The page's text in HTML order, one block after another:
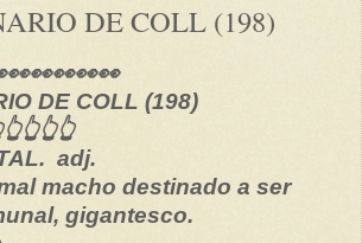
DE COLL (198)
DE COLL (198)
adj.
macho destinado a ser
gigantesco.